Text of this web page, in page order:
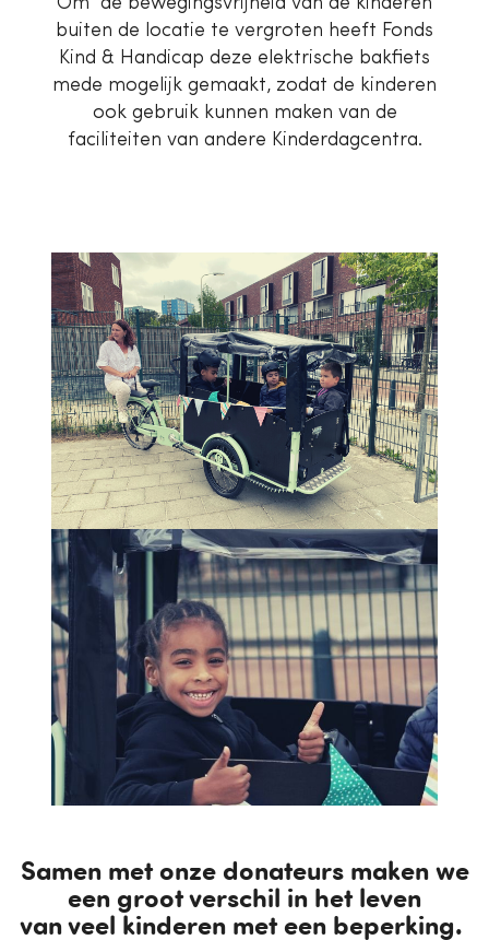
buiten de locatie te vergroten heeft Fonds
Kind & Handicap deze elektrische bakfiets
mede mogelijk gemaakt, zodat de kinderen
ook gebruik kunnen maken van de
faciliteiten van andere Kinderdagcentra.
Samen met onze donateurs maken we
een groot verschil in het leven
van veel kinderen met een beperking.